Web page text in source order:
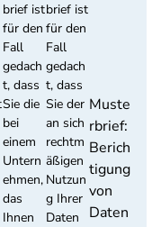
brief ist
für den
Fall
gedach
t, dass
Sie die
bei
einem
Untern
ehmen,
das
Ihnen
brief ist
für den
Fall
gedach
t, dass
Sie der
an sich
rechtm
äßigen
Nutzun
g Ihrer
Daten
Muste
rbrief:
Berich
tigung
von
Daten